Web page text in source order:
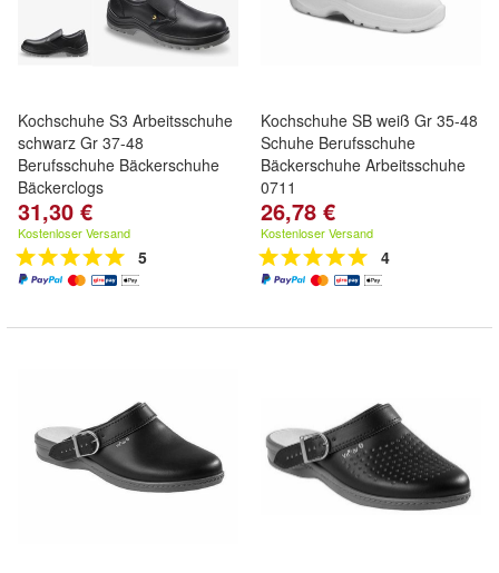
Kochschuhe S3 Arbeitsschuhe
schwarz Gr 37-48
Berufsschuhe Bäckerschuhe
Bäckerclogs
31,30 €
Kostenloser Versand
5
Kochschuhe SB weiß Gr 35-48
Schuhe Berufsschuhe
Bäckerschuhe Arbeitsschuhe
0711
26,78 €
Kostenloser Versand
4